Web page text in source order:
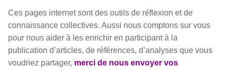
Ces pages internet sont des outils de réflexion et de
connaissance collectives. Aussi nous comptons sur vous
pour nous aider à les enrichir en participant à la
publication d’articles, de références, d’analyses que vous
voudriez partager, merci de nous envoyer vos